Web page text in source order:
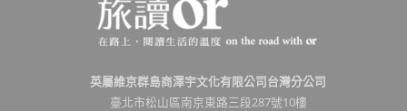
英屬維京群島商澤宇文化有限公司台灣分公司
臺北市松山區南京東路三段287號10樓